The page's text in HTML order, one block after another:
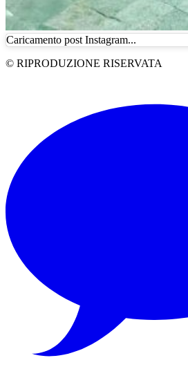
Caricamento post Instagram...
© RIPRODUZIONE RISERVATA